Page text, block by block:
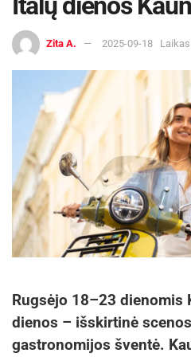
Zita A. 2025-09-18
Rugsėjo 18–23 dienomis
dienos – išskirtinė
gastronomijos šventė.